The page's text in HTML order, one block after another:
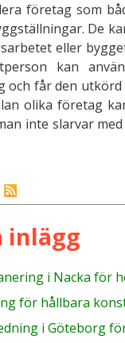
företag som
De
eller
kan
och får den utkörd
olika företag
inte slarvar
inlägg
i Nacka för
för hållbara
i Göteborg